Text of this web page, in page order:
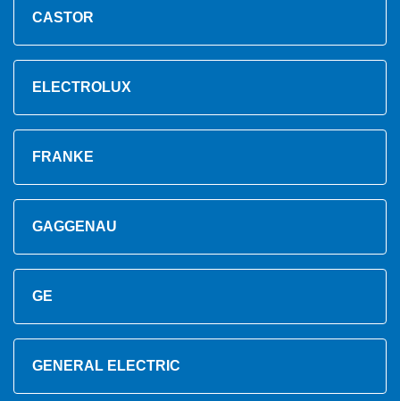
CASTOR
ELECTROLUX
FRANKE
GAGGENAU
GE
GENERAL ELECTRIC